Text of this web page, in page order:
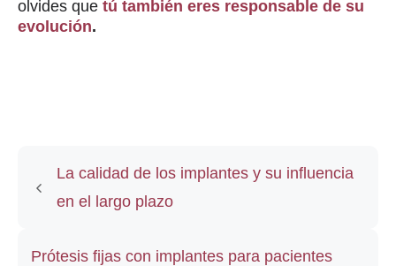
olvides que tú también eres responsable de su
evolución.
La calidad de los implantes y su influencia
en el largo plazo
Prótesis fijas con implantes para pacientes